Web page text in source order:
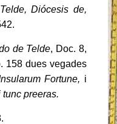
Telde, Diócesis de,
de Telde, Doc. 8,
158 dues vegades
Fortune, i
preeras.